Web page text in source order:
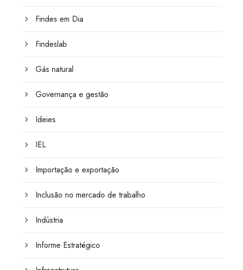
Findes em Dia
Findeslab
Gás natural
Governança e gestão
Ideies
IEL
Importação e exportação
Inclusão no mercado de trabalho
Indústria
Informe Estratégico